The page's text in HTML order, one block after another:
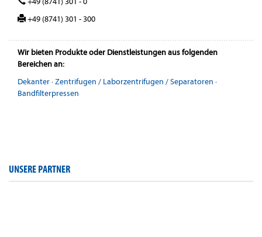
+49 (8741) 301 - 300
Wir bieten Produkte oder Dienstleistungen aus folgenden
Bereichen an:
Dekanter·Zentrifugen / Laborzentrifugen / Separatoren ·
Bandfilterpressen
UNSERE PARTNER